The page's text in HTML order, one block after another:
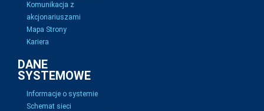
Komunikacja z
akcjonariuszami
Mapa Strony
Kariera
DANE
SYSTEMOWE
Informacje o systemie
Schemat sieci